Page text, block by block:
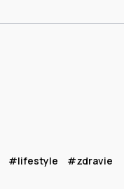
#lifestyle
#zdravie